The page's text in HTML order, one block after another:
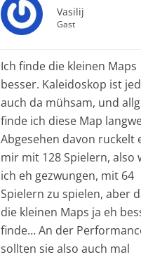
Vasilij
Gast
Ich finde die kleinen Maps
besser. Kaleidoskop ist
auch da mühsam, und
finde ich diese Map
Abgesehen davon ruckelt
mir mit 128 Spielern, also
ich eh gezwungen, mit 64
Spielern zu spielen, aber
die kleinen Maps ja eh
finde… An der
sollten sie also auch mal